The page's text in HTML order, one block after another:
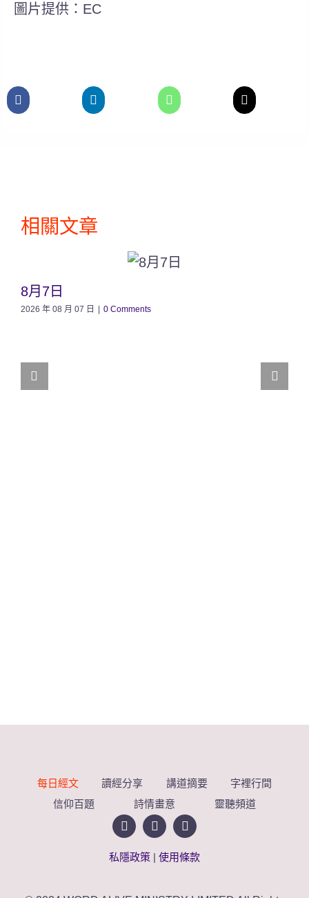
圖片提供：EC
相關文章
8月7日
2026 年 08 月 07 日 0 Comments
每日經文 讀經分享 講道摘要
字裡行間
信仰百題
詩情畫意 靈聽頻道
私隱政策 | 使用條款